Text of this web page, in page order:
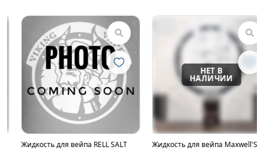
Жидкость для вейпа RELL SALT
Жидкость для вейпа Maxwell'S